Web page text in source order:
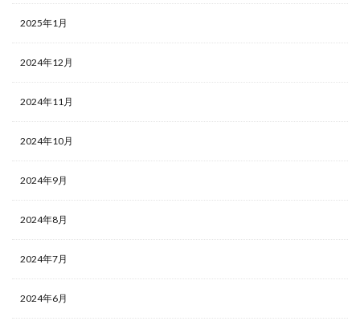
2025年1月
2024年12月
2024年11月
2024年10月
2024年9月
2024年8月
2024年7月
2024年6月